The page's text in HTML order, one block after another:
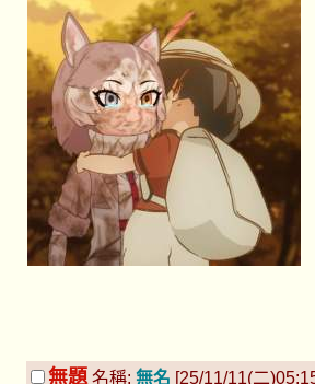
無題 名稱: 無名 [25/11/11(二